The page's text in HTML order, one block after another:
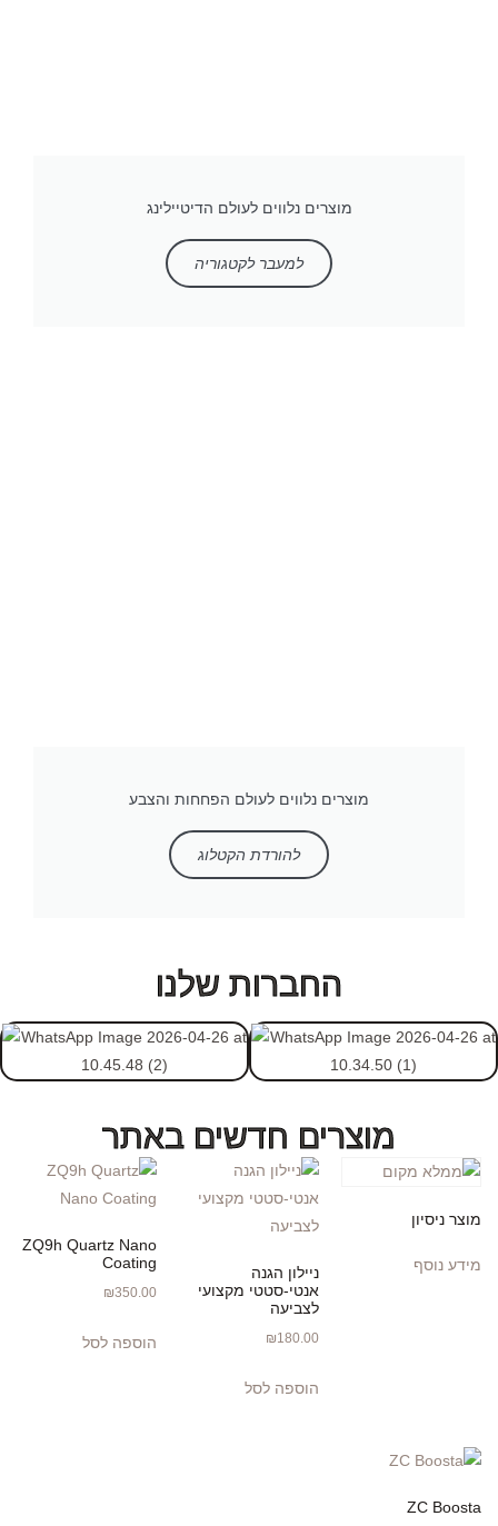
מוצרים נלווים לעולם הדיטיילינג
למעבר לקטגוריה
מוצרים נלווים לעולם הפחחות והצבע
להורדת הקטלוג
החברות שלנו
מוצרים חדשים באתר
מוצר ניסיון
מידע נוסף
ניילון הגנה
אנטי-סטטי מקצועי
לצביעה
₪180.00
הוספה לסל
ZQ9h Quartz Nano
Coating
₪350.00
הוספה לסל
ZC Boosta